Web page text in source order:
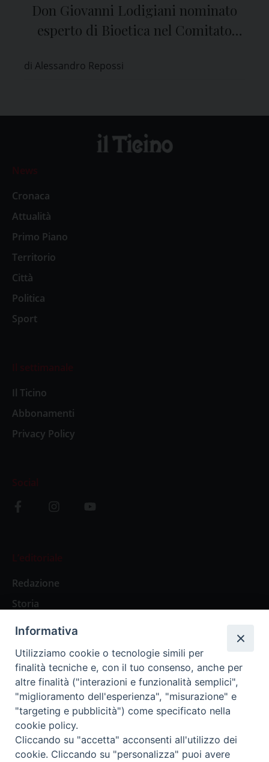
Don Giovanni Lodigiani nominato
esperto di Bioetica nel Comitato
di Alessandro Repossi
News
Cronaca
Attualità
Primo Piano
Territorio
Città
Politica
Sport
Il settimanale
Il Ticino
Abbonamenti
Privacy Policy
Social
L’editoriale
Redazione
Storia
Abbonamenti
Abbonamento Annuale Digitale
Abbonamento Annuale Cartaceo
Abbonamento Singola Copia Digitale
Informativa
Utilizziamo cookie o tecnologie simili per
finalità tecniche e, con il tuo consenso, anche per
altre finalità ("interazioni e funzionalità semplici",
"miglioramento dell'esperienza", "misurazione" e
"targeting e pubblicità") come specificato nella
cookie policy.
Cliccando su "accetta" acconsenti all'utilizzo dei
cookie. Cliccando su "personalizza" puoi avere